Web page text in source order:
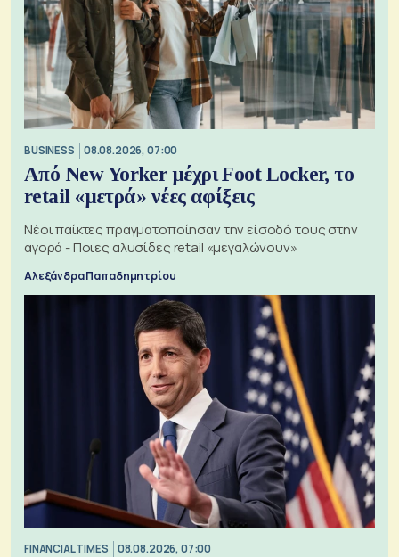
BUSINESS 08.08.2026, 07:00
Από New Yorker μέχρι Foot Locker, το
retail «μετρά» νέες αφίξεις
Νέοι παίκτες πραγματοποίησαν την είσοδό τους στην
αγορά - Ποιες αλυσίδες retail «μεγαλώνουν»
Αλεξάνδρα Παπαδημητρίου
FINANCIAL TIMES 08.08.2026, 07:00